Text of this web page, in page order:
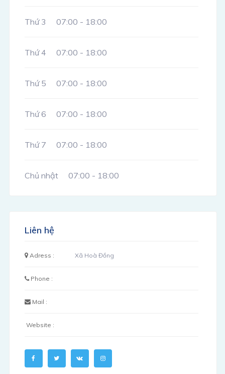
Thứ 3 07:00 - 18:00
Thứ 4 07:00 - 18:00
Thứ 5 07:00 - 18:00
Thứ 6 07:00 - 18:00
Thứ 7 07:00 - 18:00
Chủ nhật 07:00 - 18:00
Liên hệ
Adress : Xã Hoà Đồng
Phone :
Mail :
Website :